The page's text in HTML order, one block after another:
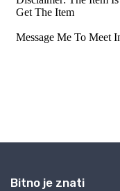
Bitno je znati